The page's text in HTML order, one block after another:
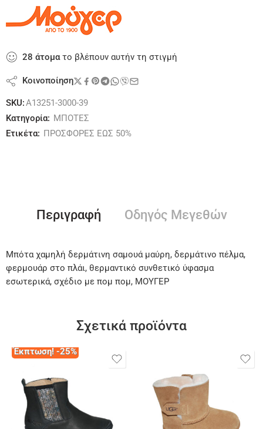
28 άτοματο βλέπουν αυτήν τη στιγμή
Κοινοποίηση
SKU:A13251-3000-39
Κατηγορία: ΜΠΟΤΕΣ
Ετικέτα: ΠΡΟΣΦΟΡΕΣ ΕΩΣ 50%
Περιγραφή Οδηγός Μεγεθών
Μπότα χαμηλή δερμάτινη σαμουά μαύρη, δερμάτινο πέλμα,
φερμουάρ στο πλάι, θερμαντικό συνθετικό ύφασμα
εσωτερικά, σχέδιο με πομ πομ, ΜΟΥΓΕΡ
Σχετικά προϊόντα
Έκπτωση! -25%